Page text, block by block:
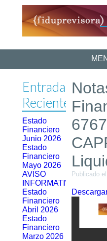
Entradas
Recientes
Estado
Financiero
Junio 2026
Estado
Financiero
Mayo 2026
AVISO
INFORMATIVO
Estado
Financiero
Abril 2026
Estado
Financiero
Marzo 2026
Publicado